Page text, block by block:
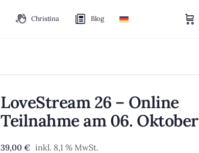
Christina Blog
LoveStream 26 – Online
Teilnahme am 06. Oktober
39,00€ inkl. 8,1 % MwSt.